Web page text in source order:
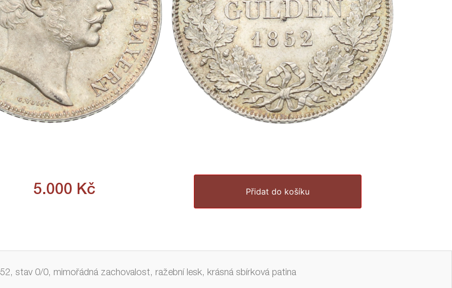
5.000 Kč Přidat do košíku
stav 0/0, mimořádná zachovalost, ražební lesk, krásná sbírková patina